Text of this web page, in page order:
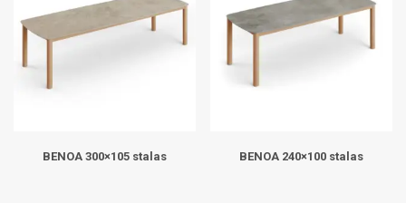
BENOA 300×105 stalas BENOA 240×100 stalas